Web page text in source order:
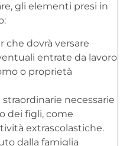
gli elementi presi in
che dovrà versare
entrate da lavoro
o proprietà
necessarie
dei figli, come
extrascolastiche.
dalla famiglia